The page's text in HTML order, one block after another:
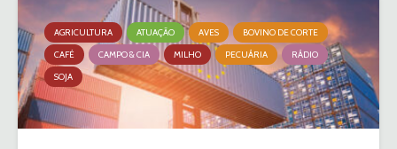
AGRICULTURA ATUAÇÃO AVES
BOVINO DE CORTE
CAFÉ
CAMPO & CIA MILHO PECUÁRIA
RÁDIO
SOJA